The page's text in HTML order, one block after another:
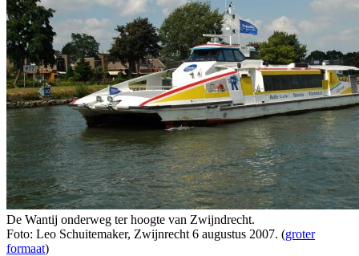
De Wantij onderweg ter hoogte van Zwijndrecht.
Foto: Leo Schuitemaker, Zwijnrecht 6 augustus 2007. (groter
formaat)